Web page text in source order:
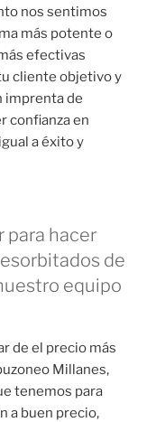
nos sentimos
más potente o
efectivas
cliente objetivo y
imprenta de
confianza en
a éxito y
para hacer
de
equipo
de el precio más
Millanes,
tenemos para
a buen precio,